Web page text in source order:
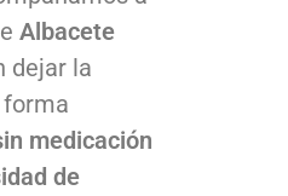
Albacete
dejar la
medicación
de